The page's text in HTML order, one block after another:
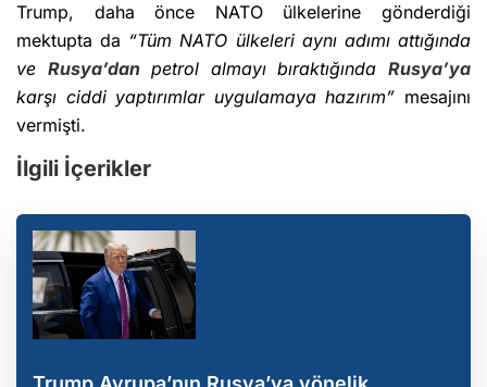
Trump, daha önce NATO ülkelerine gönderdiği
mektupta da “Tüm NATO ülkeleri aynı adımı attığında
ve Rusya’danpetrol almayı bıraktığındaRusya’ya
karşı ciddi yaptırımlar uygulamaya hazırım” mesajını
vermişti.
İlgili İçerikler